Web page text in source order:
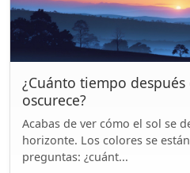
¿Cuánto tiempo
oscurece?
Acabas de ver cómo el sol se
horizonte. Los colores se
preguntas: ¿cuánt...